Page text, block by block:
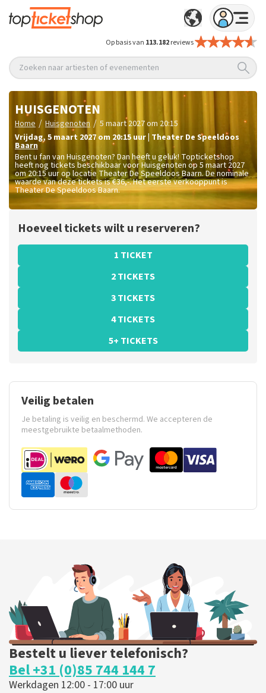
Op basis van 113.182reviews
Zoeken naar artiesten of evenementen
HUISGENOTEN
Home / Huisgenoten / 5 maart 2027 om 20:15
vrijdag, 5 maart 2027 om 20:15 uur Theater De Speeldoos
Baarn
Bent u fan van Huisgenoten? Dan heeft u geluk! Topticketshop
heeft nog tickets beschikbaar voor Huisgenoten op 5 maart 2027
om 20:15 uur op locatie Theater De Speeldoos Baarn. De nominale
waarde van deze tickets is€36,-. Het eerste verkooppunt is
Theater De Speeldoos Baarn.
Hoeveel tickets wilt u reserveren?
1 TICKET
2 TICKETS
3 TICKETS
4 TICKETS
5+ TICKETS
Veilig betalen
Je betaling is veilig en beschermd. We accepteren de
meestgebruikte betaalmethoden.
Bestelt u liever telefonisch?
Bel +31 (0)85 744 144 7
Werkdagen 12:00 - 17:00 uur